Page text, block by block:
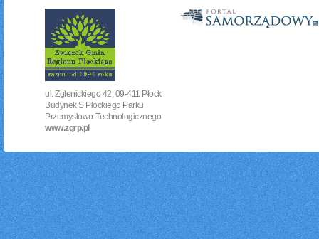
ul. Zglenickiego 42, 09-411 Płock
Budynek S Płockiego Parku
Przemysłowo-Technologicznego
www.zgrp.pl